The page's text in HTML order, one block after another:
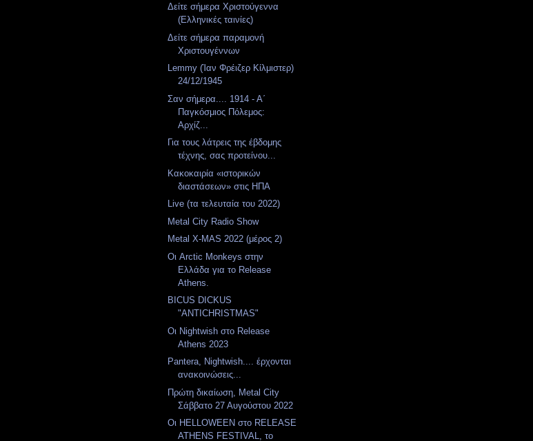
Δείτε σήμερα Χριστούγεννα
(Ελληνικές ταινίες)
Δείτε σήμερα παραμονή
Χριστουγέννων
Lemmy (Ίαν Φρέιζερ Κίλμιστερ)
24/12/1945
Σαν σήμερα.... 1914 - Α΄
Παγκόσμιος Πόλεμος:
Αρχίζ...
Για τους λάτρεις της έβδομης
τέχνης, σας προτείνου...
Κακοκαιρία «ιστορικών
διαστάσεων» στις ΗΠΑ
Live (τα τελευταία του 2022)
Metal City Radio Show
Metal X-MAS 2022 (μέρος 2)
Οι Arctic Monkeys στην
Ελλάδα για το Release
Athens.
BICUS DICKUS
"ANTICHRISTMAS"
Οι Nightwish στο Release
Athens 2023
Pantera, Nightwish.... έρχονται
ανακοινώσεις...
Πρώτη δικαίωση, Metal City
Σάββατο 27 Αυγούστου 2022
Οι HELLOWEEN στο RELEASE
ATHENS FESTIVAL, το